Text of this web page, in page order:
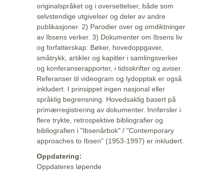
originalspråket og i oversettelser, både som
selvstendige utgivelser og deler av andre
publikasjoner. 2) Parodier over og omdiktninger
av Ibsens verker. 3) Dokumenter om Ibsens liv
og forfatterskap: Bøker, hovedoppgaver,
småtrykk, artikler og kapitler i samlingsverker
og konferanserapporter, i tidsskrifter og aviser.
Referanser til videogram og lydopptak er også
inkludert. I prinsippet ingen nasjonal eller
språklig begrensning. Hovedsaklig basert på
primærregistrering av dokumenter. Innførsler i
flere trykte, retrospektive bibliografier og
bibliografien i "Ibsenårbok" / "Contemporary
approaches to Ibsen" (1953-1997) er inkludert.
Oppdatering:
Oppdateres løpende